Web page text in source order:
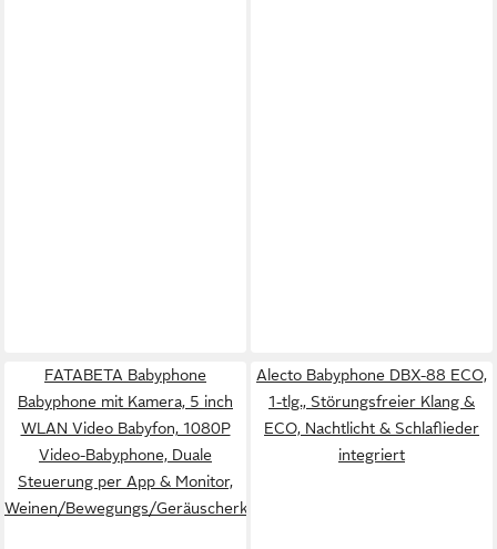
FATABETA Babyphone
Babyphone mit Kamera, 5 inch
WLAN Video Babyfon, 1080P
Video-Babyphone, Duale
Steuerung per App & Monitor,
Weinen/Bewegungs/Geräuscherkennung
Alecto Babyphone DBX-88 ECO,
1-tlg., Störungsfreier Klang &
ECO, Nachtlicht & Schlaflieder
integriert